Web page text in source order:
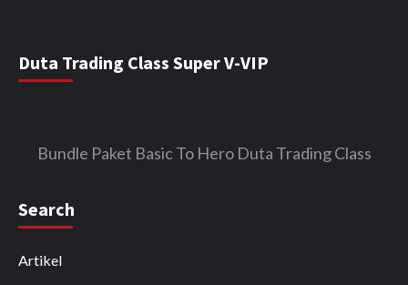
Duta Trading Class Super V-VIP
Bundle Paket Basic To Hero Duta Trading Class
Search
Artikel